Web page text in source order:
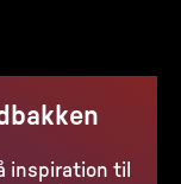
inspiration til